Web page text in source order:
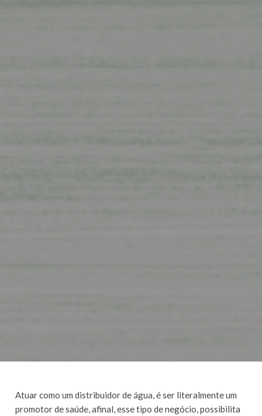
Atuar como um distribuidor de água, é ser literalmente um
promotor de saúde, afinal, esse tipo de negócio, possibilita